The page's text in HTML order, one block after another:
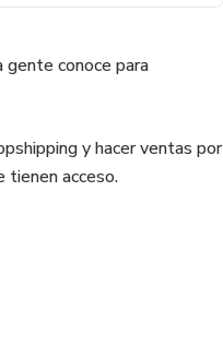
gente conoce para
y hacer ventas por
tienen acceso.